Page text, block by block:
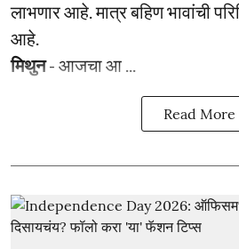
लाभणार आहे. मात्र बहिण भावांची
आहे.
मिथुन- आजचा आ ...
Read More